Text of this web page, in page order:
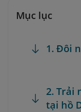
Mục lục
1. Đôi
2. Trải
tại hồ